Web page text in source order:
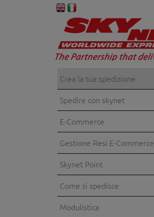
Crea la tua spedizione
Spedire con skynet
E-Commerce
Gestione Resi E-Commerce
Skynet Point
Come si spedisce
Modulistica